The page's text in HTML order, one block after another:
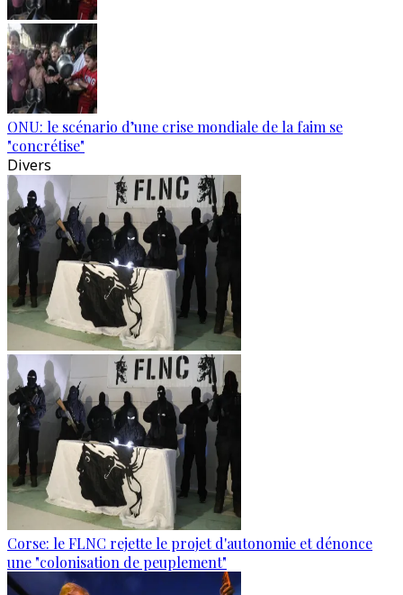
ONU: le scénario d’une crise mondiale de la faim se
"concrétise"
Divers
Corse: le FLNC rejette le projet d'autonomie et dénonce
une "colonisation de peuplement"